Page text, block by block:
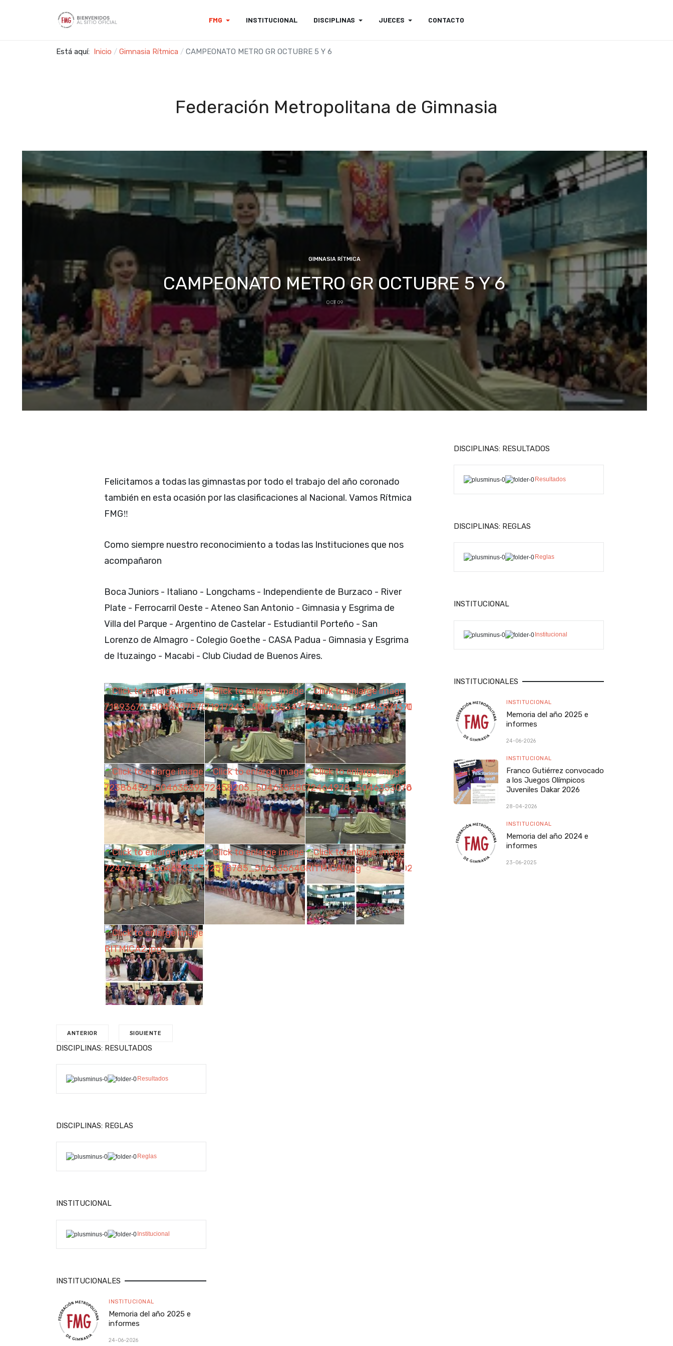
FMG INSTITUCIONAL DISCIPLINAS JUECES CONTACTO
Está aquí: Inicio Gimnasia Rítmica CAMPEONATO METRO GR OCTUBRE 5 Y 6
Federación Metropolitana de Gimnasia
GIMNASIA RÍTMICA
CAMPEONATO METRO GR OCTUBRE 5 Y 6
OCT 09
Felicitamos a todas las gimnastas por todo el trabajo del año coronado
también en esta ocasión por las clasificaciones al Nacional. Vamos Rítmica
FMG‼
Como siempre nuestro reconocimiento a todas las Instituciones que nos
acompañaron
Boca Juniors - Italiano - Longchams - Independiente de Burzaco - River
Plate - Ferrocarril Oeste - Ateneo San Antonio - Gimnasia y Esgrima de
Villa del Parque - Argentino de Castelar - Estudiantil Porteño - San
Lorenzo de Almagro - Colegio Goethe - CASA Padua - Gimnasia y Esgrima
de Ituzaingo - Macabi - Club Ciudad de Buenos Aires.
ANTERIOR SIGUIENTE
DISCIPLINAS: RESULTADOS
Resultados
DISCIPLINAS: REGLAS
Reglas
INSTITUCIONAL
Institucional
INSTITUCIONALES
INSTITUCIONAL
Memoria del año 2025 e
informes
24-06-2026
INSTITUCIONAL
Franco Gutiérrez convocado
a los Juegos Olímpicos
Juveniles Dakar 2026
28-04-2026
INSTITUCIONAL
Memoria del año 2024 e
informes
23-06-2025
DISCIPLINAS: RESULTADOS
Resultados
DISCIPLINAS: REGLAS
Reglas
INSTITUCIONAL
Institucional
INSTITUCIONALES
INSTITUCIONAL
Memoria del año 2025 e
informes
24-06-2026